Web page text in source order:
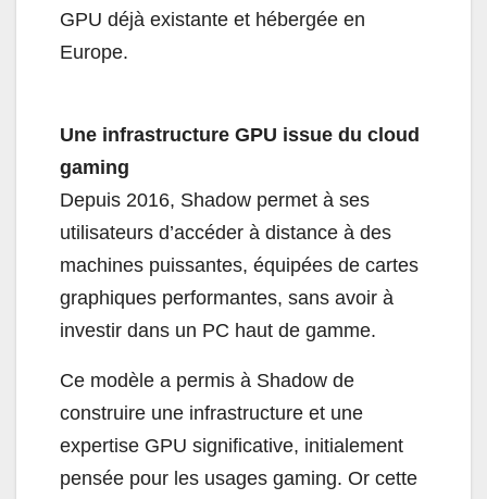
GPU déjà existante et hébergée en
Europe.
Une infrastructure GPU issue du cloud
gaming
Depuis 2016, Shadow permet à ses
utilisateurs d’accéder à distance à des
machines puissantes, équipées de cartes
graphiques performantes, sans avoir à
investir dans un PC haut de gamme.
Ce modèle a permis à Shadow de
construire une infrastructure et une
expertise GPU significative, initialement
pensée pour les usages gaming. Or cette